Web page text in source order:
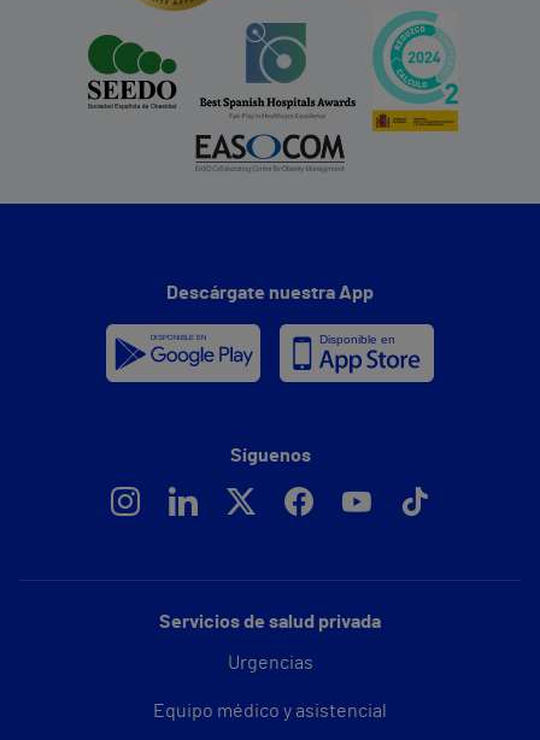
Servicios de salud privada
Urgencias
Equipo médico y asistencial
Descárgate nuestra App
Síguenos